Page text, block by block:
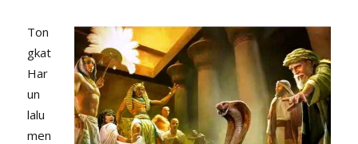
Ton
gkat
Har
un
lalu
men